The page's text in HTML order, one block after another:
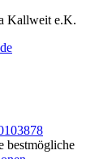
Kallweit e.K.
bestmögliche